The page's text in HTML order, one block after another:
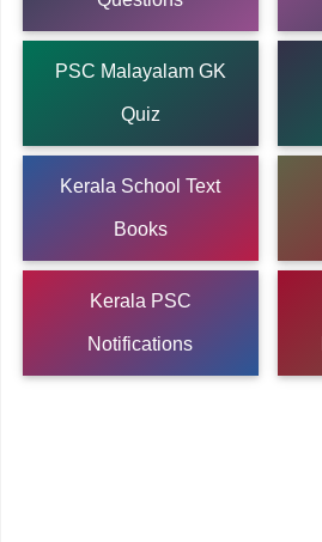
PSC Malayalam GK
Quiz
Kerala School Text
Books
Kerala PSC
Notifications